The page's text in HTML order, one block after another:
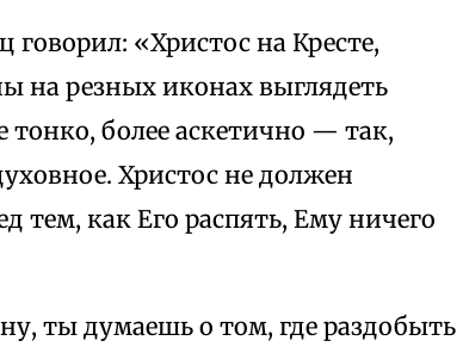
говорил: «Христос на Кресте,
на резных иконах выглядеть
тонко, более аскетично — так,
Христос не должен
тем, как Его распять, Ему ничего
ты думаешь о том, где раздобыть